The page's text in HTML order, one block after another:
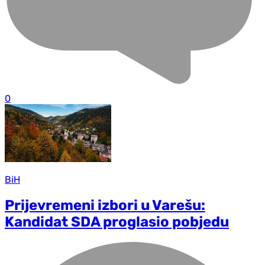
0
BiH
Prijevremeni izbori u Varešu:
Kandidat SDA proglasio pobjedu